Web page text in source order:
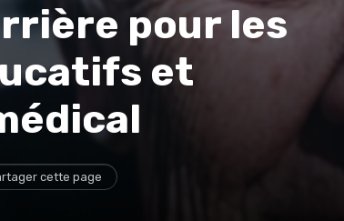
pour les
et
cette page